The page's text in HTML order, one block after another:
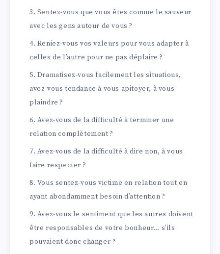
Sentez-vous que vous êtes comme le sauveur
avec les gens autour de vous ?
Reniez-vous vos valeurs pour vous adapter à
celles de l’autre pour ne pas déplaire ?
Dramatisez-vous facilement les situations,
avez-vous tendance à vous apitoyer, à vous
plaindre ?
Avez-vous de la difficulté à terminer une
relation complètement ?
Avez-vous de la difficulté à dire non, à vous
faire respecter ?
Vous sentez-vous victime en relation tout en
ayant abondamment besoin d’attention ?
Avez-vous le sentiment que les autres doivent
être responsables de votre bonheur… s’ils
pouvaient donc changer ?